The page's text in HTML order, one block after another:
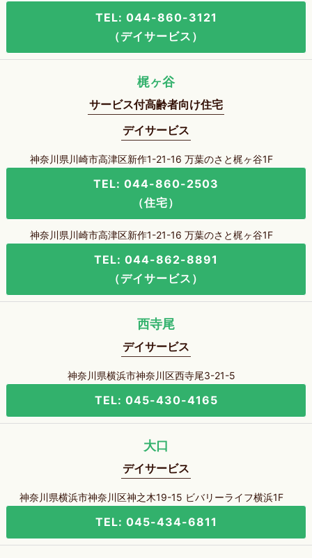
TEL: 044-860-3121
（デイサービス）
梶ヶ谷
サービス付高齢者向け住宅
デイサービス
神奈川県川崎市高津区新作1-21-16 万葉のさと梶ヶ谷1F
TEL: 044-860-2503
（住宅）
神奈川県川崎市高津区新作1-21-16 万葉のさと梶ヶ谷1F
TEL: 044-862-8891
（デイサービス）
西寺尾
デイサービス
神奈川県横浜市神奈川区西寺尾3-21-5
TEL: 045-430-4165
大口
デイサービス
神奈川県横浜市神奈川区神之木19-15 ビバリーライフ横浜1F
TEL: 045-434-6811